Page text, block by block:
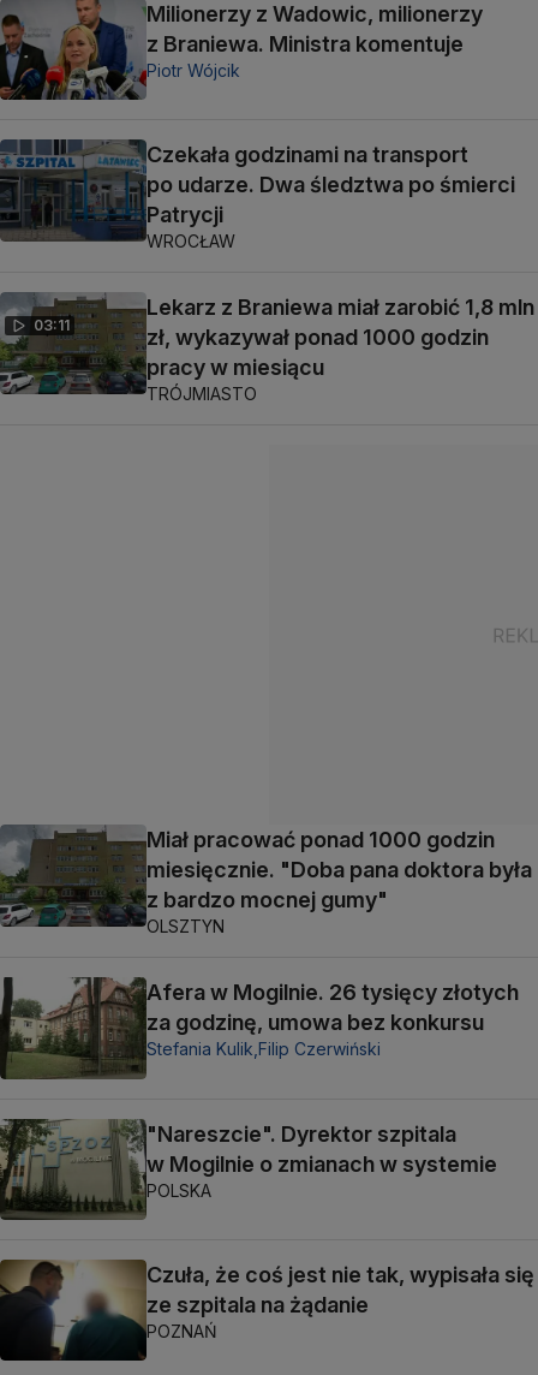
Milionerzy z Wadowic, milionerzy
z Braniewa. Ministra komentuje
Piotr Wójcik
Czekała godzinami na transport
po udarze. Dwa śledztwa po śmierci
Patrycji
WROCŁAW
03:11
Lekarz z Braniewa miał zarobić 1,8 mln
zł, wykazywał ponad 1000 godzin
pracy w miesiącu
TRÓJMIASTO
Miał pracować ponad 1000 godzin
miesięcznie. "Doba pana doktora była
z bardzo mocnej gumy"
OLSZTYN
Afera w Mogilnie. 26 tysięcy złotych
za godzinę, umowa bez konkursu
Stefania Kulik, Filip Czerwiński
"Nareszcie". Dyrektor szpitala
w Mogilnie o zmianach w systemie
POLSKA
Czuła, że coś jest nie tak, wypisała się
ze szpitala na żądanie
POZNAŃ